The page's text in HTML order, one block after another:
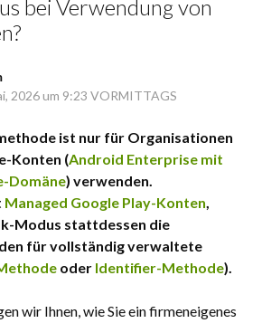
bei Verwendung von
2026 um 9:23 VORMITTAGS
ist nur für Organisationen
Konten (Android Enterprise mit
Domäne) verwenden.
Managed Google Play-Konten,
Modus stattdessen die
für vollständig verwaltete
oder Identifier-Methode).
wir Ihnen, wie Sie ein firmeneigenes